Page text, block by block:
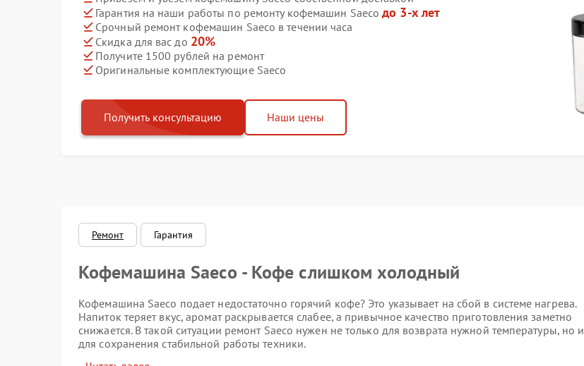
Гарантия на наши работы по ремонту кофемашин Saecoдо 3-х лет
Срочный ремонт кофемашин Saeco в течении часа
Скидка для вас до 20%
Получите 1500 рублей на ремонт
Оригинальные комплектующие Saeco
Получить консультацию Наши цены
Ремонт Гарантия
Кофемашина Saeco - Кофе слишком холодный
Кофемашина Saeco подает недостаточно горячий кофе? Это указывает на сбой в системе нагрева.
Напиток теряет вкус, аромат раскрывается слабее, а привычное качество приготовления заметно
снижается. В такой ситуации ремонт Saeco нужен не только для возврата нужной температуры, но и
для сохранения стабильной работы техники.